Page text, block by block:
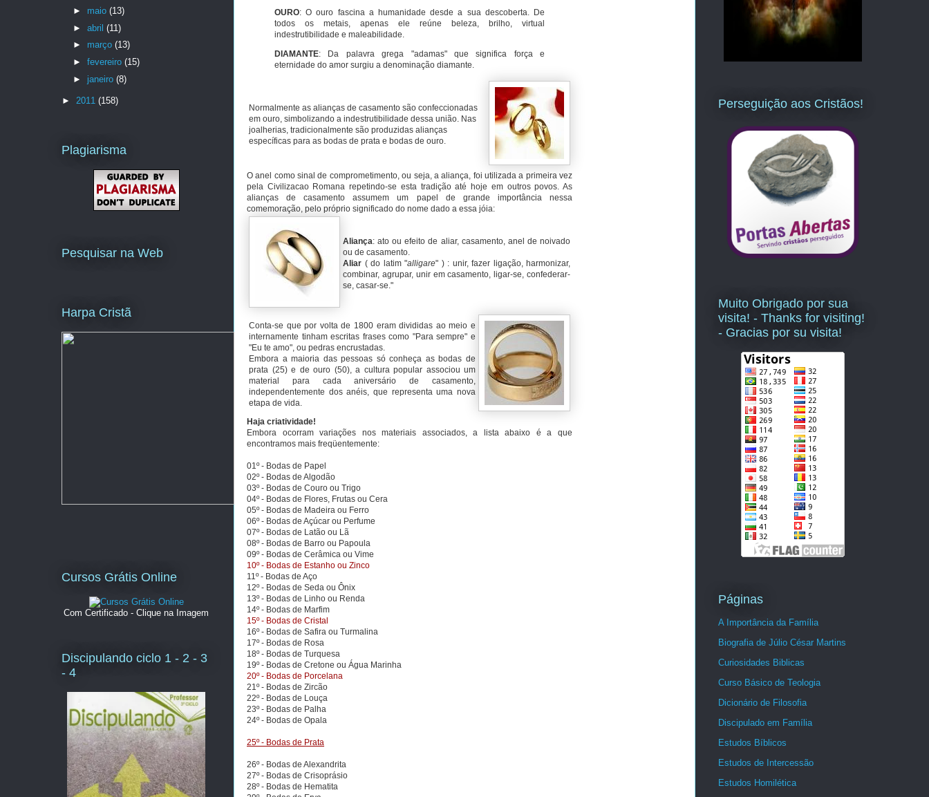
OURO: O ouro fascina a humanidade desde a sua descoberta. De
todos os metais, apenas ele reúne beleza, brilho, virtual
indestrutibilidade e maleabilidade.
DIAMANTE: Da palavra grega "adamas" que significa força e
eternidade do amor surgiu a denominação diamante.
Normalmente as alianças de casamento são confeccionadas
em ouro, simbolizando a indestrutibilidade dessa união. Nas
joalherias, tradicionalmente são produzidas alianças
específicas para as bodas de prata e bodas de ouro.
O anel como sinal de comprometimento, ou seja, a aliança, foi utilizada a primeira vez
pela Civilizacao Romana repetindo-se esta tradição até hoje em outros povos. As
alianças de casamento assumem um papel de grande importância nessa
comemoração, pelo próprio significado do nome dado a essa jóia:
Aliança: ato ou efeito de aliar, casamento, anel de noivado
ou de casamento.
Aliar ( do latim "alligare" ) : unir, fazer ligação, harmonizar,
combinar, agrupar, unir em casamento, ligar-se, confederar-
se, casar-se."
Conta-se que por volta de 1800 eram divididas ao meio e
internamente tinham escritas frases como "Para sempre" e
"Eu te amo", ou pedras encrustadas.
Embora a maioria das pessoas só conheça as bodas de
prata (25) e de ouro (50), a cultura popular associou um
material para cada aniversário de casamento,
independentemente dos anéis, que representa uma nova
etapa de vida.
Haja criatividade!
Embora ocorram variações nos materiais associados, a lista abaixo é a que
encontramos mais freqüentemente:
01º - Bodas de Papel
02º - Bodas de Algodão
03º - Bodas de Couro ou Trigo
04º - Bodas de Flores, Frutas ou Cera
05º - Bodas de Madeira ou Ferro
06º - Bodas de Açúcar ou Perfume
07º - Bodas de Latão ou Lã
08º - Bodas de Barro ou Papoula
09º - Bodas de Cerâmica ou Vime
10º - Bodas de Estanho ou Zinco
11º - Bodas de Aço
12º - Bodas de Seda ou Ônix
13º - Bodas de Linho ou Renda
14º - Bodas de Marfim
15º - Bodas de Cristal
16º - Bodas de Safira ou Turmalina
17º - Bodas de Rosa
18º - Bodas de Turquesa
19º - Bodas de Cretone ou Água Marinha
20º - Bodas de Porcelana
21º - Bodas de Zircão
22º - Bodas de Louça
23º - Bodas de Palha
24º - Bodas de Opala
25º - Bodas de Prata
26º - Bodas de Alexandrita
27º - Bodas de Crisoprásio
28º - Bodas de Hematita
► maio (13)
► abril (11)
► março (13)
► fevereiro (15)
► janeiro (8)
► 2011 (158)
Plagiarisma
Pesquisar na Web
Harpa Cristã
Cursos Grátis Online
Com Certificado - Clique na Imagem
Discipulando ciclo 1 - 2 - 3
- 4
Perseguição aos Cristãos!
Muito Obrigado por sua
visita! - Thanks for visiting!
- Gracias por su visita!
Páginas
A Importância da Família
Biografia de Júlio César Martins
Curiosidades Biblicas
Curso Básico de Teologia
Dicionário de Filosofia
Discipulado em Família
Estudos Bíblicos
Estudos de Intercessão
Estudos Homilética